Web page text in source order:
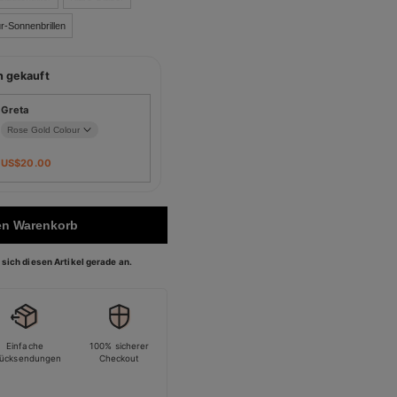
Sonnenbrillen
gekauft
Greta
US$20.00
Warenkorb
sich diesen Artikel gerade an.
Einfache
100% sicherer
Checkout